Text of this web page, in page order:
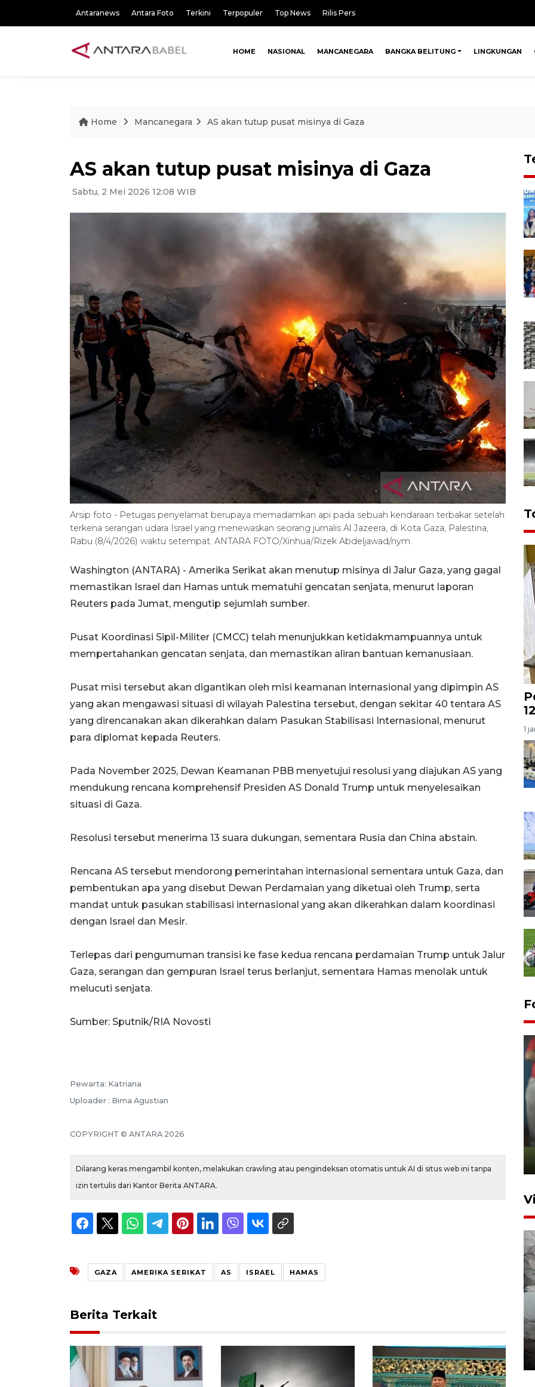
Antaranews Antara Foto Terkini Terpopuler Top News Rilis Pers
HOME NASIONAL MANCANEGARA BANGKA BELITUNG LINGKUNGAN
Home Mancanegara AS akan tutup pusat misinya di Gaza
AS akan tutup pusat misinya di Gaza
Sabtu, 2 Mei 2026 12:08 WIB
Arsip foto - Petugas penyelamat berupaya memadamkan api pada sebuah kendaraan terbakar setelah
terkena serangan udara Israel yang menewaskan seorang jurnalis Al Jazeera, di Kota Gaza, Palestina,
Rabu (8/4/2026) waktu setempat. ANTARA FOTO/Xinhua/Rizek Abdeljawad/nym.
Washington (ANTARA) - Amerika Serikat akan menutup misinya di Jalur Gaza, yang gagal
memastikan Israel dan Hamas untuk mematuhi gencatan senjata, menurut laporan
Reuters pada Jumat, mengutip sejumlah sumber.
Pusat Koordinasi Sipil-Militer (CMCC) telah menunjukkan ketidakmampuannya untuk
mempertahankan gencatan senjata, dan memastikan aliran bantuan kemanusiaan.
Pusat misi tersebut akan digantikan oleh misi keamanan internasional yang dipimpin AS
yang akan mengawasi situasi di wilayah Palestina tersebut, dengan sekitar 40 tentara AS
yang direncanakan akan dikerahkan dalam Pasukan Stabilisasi Internasional, menurut
para diplomat kepada Reuters.
Pada November 2025, Dewan Keamanan PBB menyetujui resolusi yang diajukan AS yang
mendukung rencana komprehensif Presiden AS Donald Trump untuk menyelesaikan
situasi di Gaza.
Resolusi tersebut menerima 13 suara dukungan, sementara Rusia dan China abstain.
Rencana AS tersebut mendorong pemerintahan internasional sementara untuk Gaza, dan
pembentukan apa yang disebut Dewan Perdamaian yang diketuai oleh Trump, serta
mandat untuk pasukan stabilisasi internasional yang akan dikerahkan dalam koordinasi
dengan Israel dan Mesir.
Terlepas dari pengumuman transisi ke fase kedua rencana perdamaian Trump untuk Jalur
Gaza, serangan dan gempuran Israel terus berlanjut, sementara Hamas menolak untuk
melucuti senjata.
Sumber: Sputnik/RIA Novosti
Pewarta: Katriana
Uploader : Bima Agustian
COPYRIGHT © ANTARA 2026
Dilarang keras mengambil konten, melakukan crawling atau pengindeksan otomatis untuk AI di situs web ini tanpa
izin tertulis dari Kantor Berita ANTARA.
GAZA AMERIKA SERIKAT AS ISRAEL HAMAS
Berita Terkait
1
30 Juli 2026 18:52